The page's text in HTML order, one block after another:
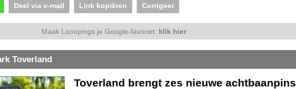
Deel via e-mail Link kopiëren Corrigeer
Maak Looopings je Google-favoriet: klik hier
Toverland
Toverland brengt zes nieuwe achtbaanpins